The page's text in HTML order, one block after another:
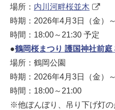
場所： 内川河畔桜並木
時期：2026年4月3日（金）
時間：18:00～21:30 予定
●鶴岡桜まつり 護国神社前
場所：鶴岡公園
時期：2026年4月3日（金）
時間：18:00～21:00
※他ぼんぼり、吊り下げ灯の